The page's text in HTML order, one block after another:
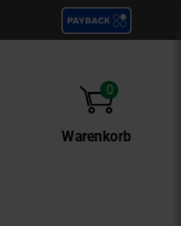
Warenkorb
0
Artikel